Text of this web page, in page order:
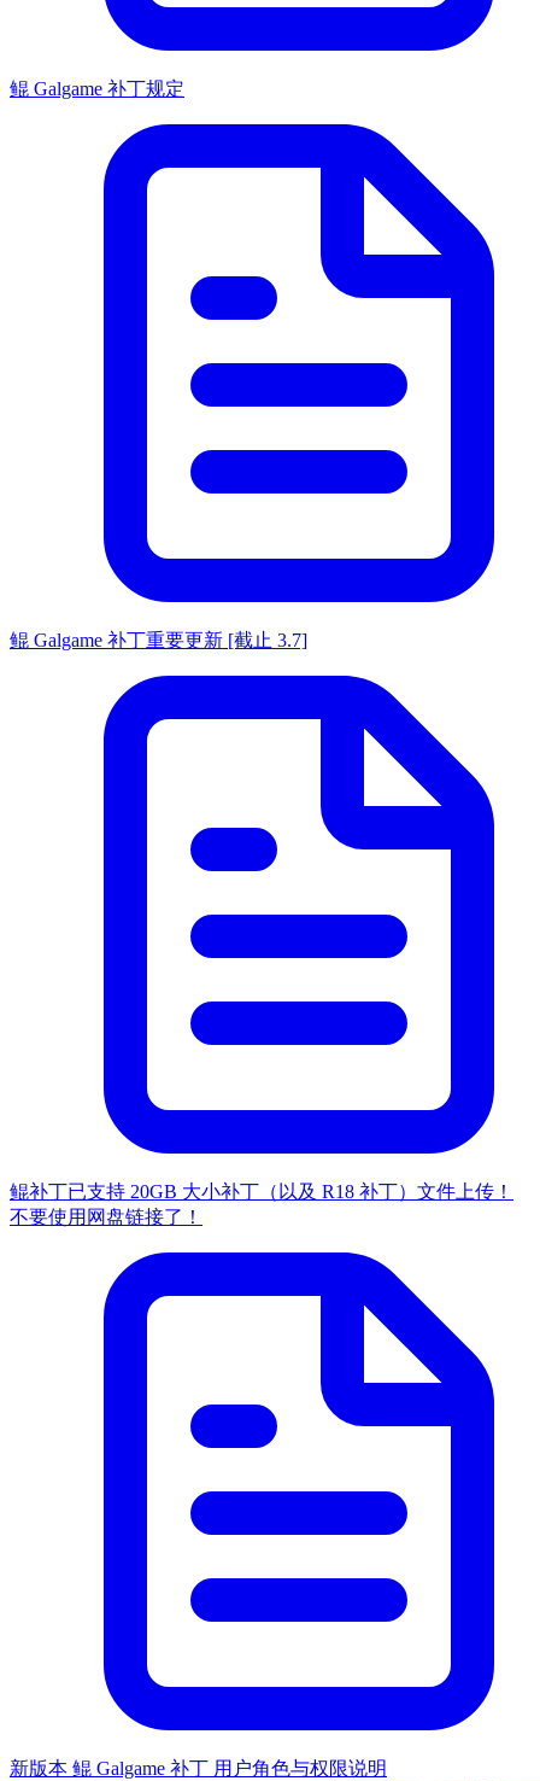
鲲 Galgame 补丁规定
鲲 Galgame 补丁重要更新 [截止 3.7]
鲲补丁已支持 20GB 大小补丁（以及 R18 补丁）文件上传！
不要使用网盘链接了！
新版本 鲲 Galgame 补丁 用户角色与权限说明